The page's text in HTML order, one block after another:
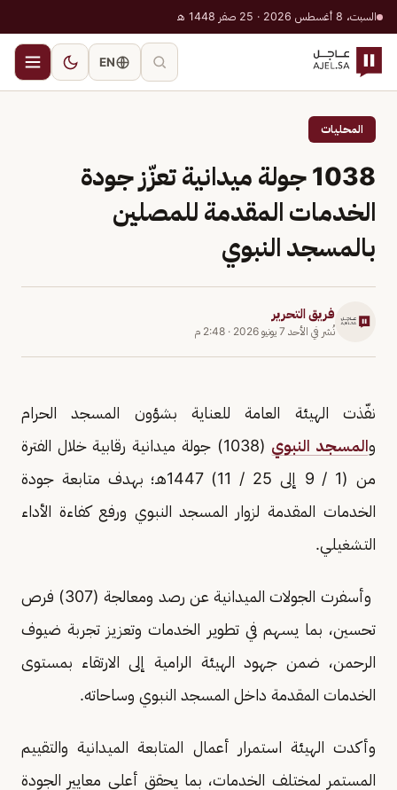
السبت، 8 أغسطس 2026 · 25 صفر 1448 هـ
EN
المحليات
1038 جولة ميدانية تعزّز جودة
الخدمات المقدمة للمصلين
بالمسجد النبوي
فريق التحرير
نُشر في الأحد 7 يونيو 2026 · 2:48 م
نفّذت الهيئة العامة للعناية بشؤون المسجد الحرام
والمسجد النبوي
(1038) جولة ميدانية رقابية خلال الفترة
من (1 / 9 إلى 25 / 11) 1447هـ؛ بهدف متابعة جودة
الخدمات المقدمة لزوار المسجد النبوي ورفع كفاءة الأداء
التشغيلي.
وأسفرت الجولات الميدانية عن رصد ومعالجة (307) فرص
تحسين، بما يسهم في تطوير الخدمات وتعزيز تجربة ضيوف
الرحمن، ضمن جهود الهيئة الرامية إلى الارتقاء بمستوى
الخدمات المقدمة داخل المسجد النبوي وساحاته.
وأكدت الهيئة استمرار أعمال المتابعة الميدانية والتقييم
المستمر لمختلف الخدمات، بما يحقق أعلى معايير الجودة